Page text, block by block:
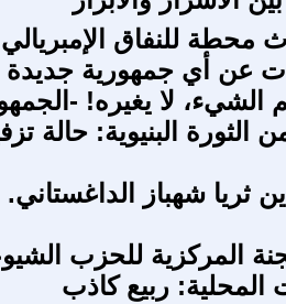
محطة للنفاق الإمبريالي
عن أي جمهورية
الشيء، لا يغيره! -
الثورة البنيوية: حالة
ثريا شهباز الداغستاني.
المحلية: ربيع كاذب